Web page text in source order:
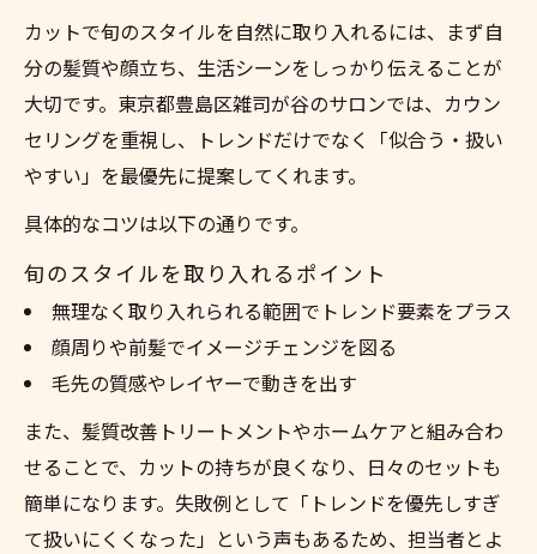
カットで旬のスタイルを自然に取り入れるには、まず自
分の髪質や顔立ち、生活シーンをしっかり伝えることが
大切です。東京都豊島区雑司が谷のサロンでは、カウン
セリングを重視し、トレンドだけでなく「似合う・扱い
やすい」を最優先に提案してくれます。
具体的なコツは以下の通りです。
旬のスタイルを取り入れるポイント
無理なく取り入れられる範囲でトレンド要素をプラス
顔周りや前髪でイメージチェンジを図る
毛先の質感やレイヤーで動きを出す
また、髪質改善トリートメントやホームケアと組み合わ
せることで、カットの持ちが良くなり、日々のセットも
簡単になります。失敗例として「トレンドを優先しすぎ
て扱いにくくなった」という声もあるため、担当者とよ